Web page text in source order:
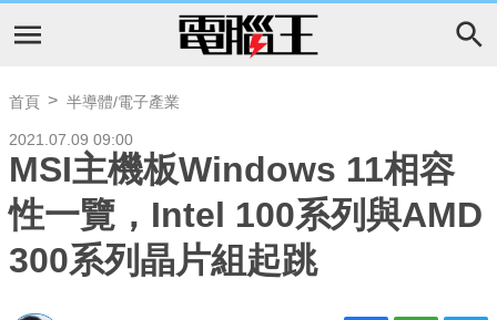
首頁 半導體/電子產業
2021.07.09 09:00
MSI主機板Windows 11相容
性一覽，Intel 100系列與AMD
300系列晶片組起跳